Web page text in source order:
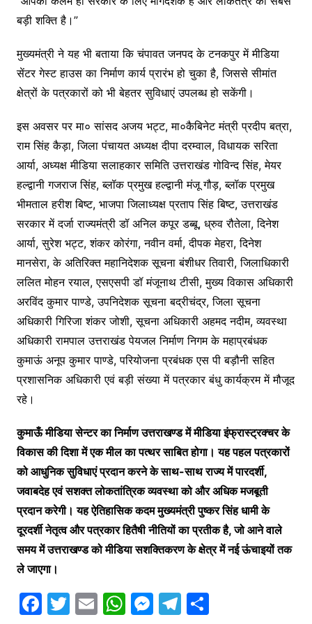
बड़ी शक्ति है।”
मुख्यमंत्री ने यह भी बताया कि चंपावत जनपद के टनकपुर में मीडिया
सेंटर गेस्ट हाउस का निर्माण कार्य प्रारंभ हो चुका है, जिससे सीमांत
क्षेत्रों के पत्रकारों को भी बेहतर सुविधाएं उपलब्ध हो सकेंगी।
इस अवसर पर मा० सांसद अजय भट्ट, मा०कैबिनेट मंत्री प्रदीप बत्रा,
राम सिंह कैड़ा, जिला पंचायत अध्यक्ष दीपा दरम्वाल, विधायक सरिता
आर्या, अध्यक्ष मीडिया सलाहकार समिति उत्तराखंड गोविन्द सिंह, मेयर
हल्द्वानी गजराज सिंह, ब्लॉक प्रमुख हल्द्वानी मंजू गौड़, ब्लॉक प्रमुख
भीमताल हरीश बिष्ट, भाजपा जिलाध्यक्ष प्रताप सिंह बिष्ट, उत्तराखंड
सरकार में दर्जा राज्यमंत्री डॉ अनिल कपूर डब्बू, ध्रुव रौतेला, दिनेश
आर्या, सुरेश भट्ट, शंकर कोरंगा, नवीन वर्मा, दीपक मेहरा, दिनेश
मानसेरा, के अतिरिक्त महानिदेशक सूचना बंशीधर तिवारी, जिलाधिकारी
ललित मोहन रयाल, एसएसपी डॉ मंजूनाथ टीसी, मुख्य विकास अधिकारी
अरविंद कुमार पाण्डे, उपनिदेशक सूचना बद्रीचंद्र, जिला सूचना
अधिकारी गिरिजा शंकर जोशी, सूचना अधिकारी अहमद नदीम, व्यवस्था
अधिकारी रामपाल उत्तराखंड पेयजल निर्माण निगम के महाप्रबंधक
कुमाऊं अनूप कुमार पाण्डे, परियोजना प्रबंधक एस पी बड़ौनी सहित
प्रशासनिक अधिकारी एवं बड़ी संख्या में पत्रकार बंधु कार्यक्रम में मौजूद
रहे।
कुमाऊँ मीडिया सेन्टर का निर्माण उत्तराखण्ड में मीडिया इंफ्रास्ट्रक्चर के
विकास की दिशा में एक मील का पत्थर साबित होगा। यह पहल पत्रकारों
को आधुनिक सुविधाएं प्रदान करने के साथ-साथ राज्य में पारदर्शी,
जवाबदेह एवं सशक्त लोकतांत्रिक व्यवस्था को और अधिक मजबूती
प्रदान करेगी। यह ऐतिहासिक कदम मुख्यमंत्री पुष्कर सिंह धामी के
दूरदर्शी नेतृत्व और पत्रकार हितैषी नीतियों का प्रतीक है, जो आने वाले
समय में उत्तराखण्ड को मीडिया सशक्तिकरण के क्षेत्र में नई ऊंचाइयों तक
ले जाएगा।
F T E W M T S